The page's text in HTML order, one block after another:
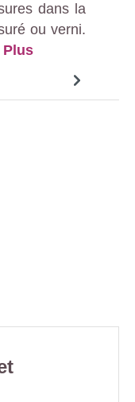
dans la
ou verni.
Plus